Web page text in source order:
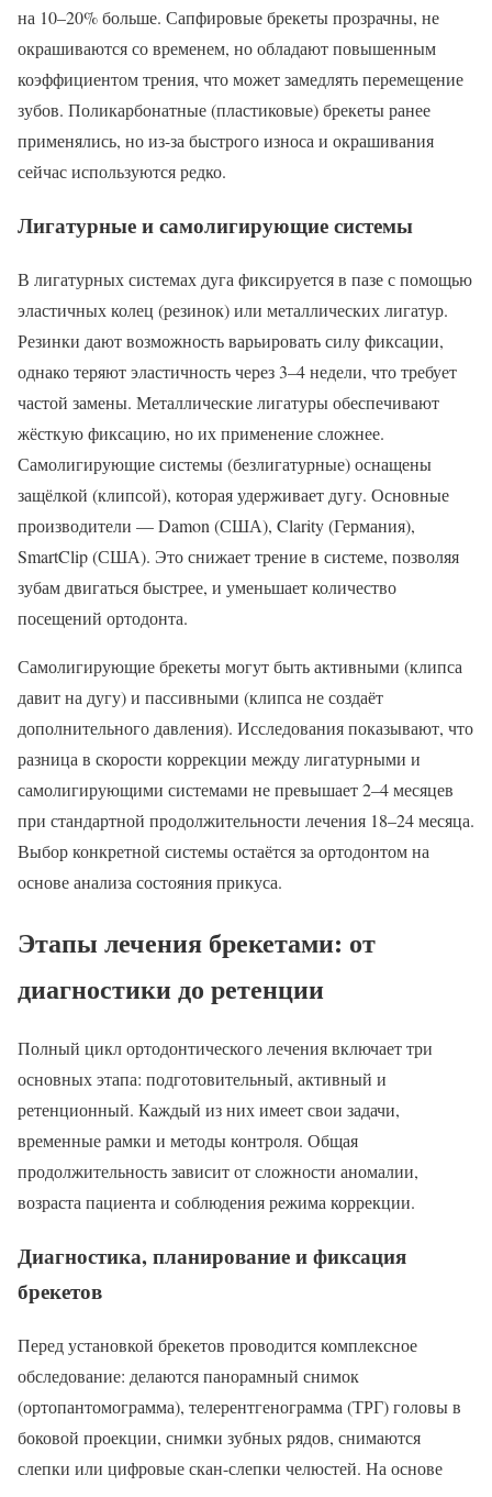
на 10–20% больше. Сапфировые брекеты прозрачны, не
окрашиваются со временем, но обладают повышенным
коэффициентом трения, что может замедлять перемещение
зубов. Поликарбонатные (пластиковые) брекеты ранее
применялись, но из-за быстрого износа и окрашивания
сейчас используются редко.
Лигатурные и самолигирующие системы
В лигатурных системах дуга фиксируется в пазе с помощью
эластичных колец (резинок) или металлических лигатур.
Резинки дают возможность варьировать силу фиксации,
однако теряют эластичность через 3–4 недели, что требует
частой замены. Металлические лигатуры обеспечивают
жёсткую фиксацию, но их применение сложнее.
Самолигирующие системы (безлигатурные) оснащены
защёлкой (клипсой), которая удерживает дугу. Основные
производители — Damon (США), Clarity (Германия),
SmartClip (США). Это снижает трение в системе, позволяя
зубам двигаться быстрее, и уменьшает количество
посещений ортодонта.
Самолигирующие брекеты могут быть активными (клипса
давит на дугу) и пассивными (клипса не создаёт
дополнительного давления). Исследования показывают, что
разница в скорости коррекции между лигатурными и
самолигирующими системами не превышает 2–4 месяцев
при стандартной продолжительности лечения 18–24 месяца.
Выбор конкретной системы остаётся за ортодонтом на
основе анализа состояния прикуса.
Этапы лечения брекетами: от
диагностики до ретенции
Полный цикл ортодонтического лечения включает три
основных этапа: подготовительный, активный и
ретенционный. Каждый из них имеет свои задачи,
временные рамки и методы контроля. Общая
продолжительность зависит от сложности аномалии,
возраста пациента и соблюдения режима коррекции.
Диагностика, планирование и фиксация
брекетов
Перед установкой брекетов проводится комплексное
обследование: делаются панорамный снимок
(ортопантомограмма), телерентгенограмма (ТРГ) головы в
боковой проекции, снимки зубных рядов, снимаются
слепки или цифровые скан-слепки челюстей. На основе